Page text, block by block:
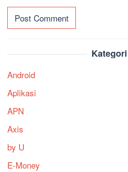
Kategori
Android
Aplikasi
APN
Axis
by U
E-Money